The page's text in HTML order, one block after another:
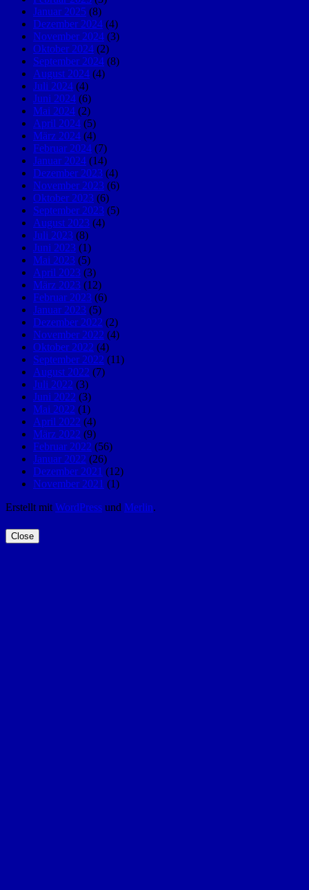
Januar 2025 (8)
Dezember 2024 (4)
November 2024 (3)
Oktober 2024 (2)
September 2024 (8)
August 2024 (4)
Juli 2024 (4)
Juni 2024 (6)
Mai 2024 (2)
April 2024 (5)
März 2024 (4)
Februar 2024 (7)
Januar 2024 (14)
Dezember 2023 (4)
November 2023 (6)
Oktober 2023 (6)
September 2023 (5)
August 2023 (4)
Juli 2023 (8)
Juni 2023 (1)
Mai 2023 (5)
April 2023 (3)
März 2023 (12)
Februar 2023 (6)
Januar 2023 (5)
Dezember 2022 (2)
November 2022 (4)
Oktober 2022 (4)
September 2022 (11)
August 2022 (7)
Juli 2022 (3)
Juni 2022 (3)
Mai 2022 (1)
April 2022 (4)
März 2022 (9)
Februar 2022 (56)
Januar 2022 (26)
Dezember 2021 (12)
November 2021 (1)
Erstellt mitWordPress und Merlin.
Close